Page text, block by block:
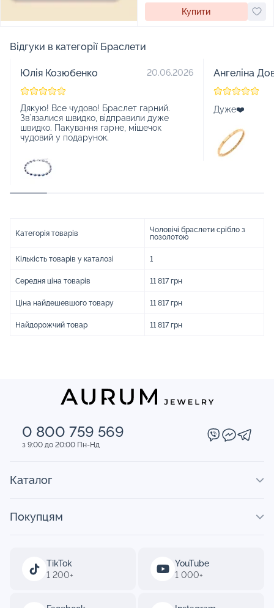
Купити
Відгуки в категорії Браслети
Юлія Козюбенко 20.06.2026
Дякую! Все чудово! Браслет гарний.
Зв`язалися швидко, відправили дуже
швидко. Пакування гарне, мішечок
чудовий у подарунок.
Ангеліна
Дуже❤️
Категорія товарів
Чоловічі браслети срібло з
позолотою
Кількість товарів у каталозі 1
Середня ціна товарів 11 817 грн
Ціна найдешевшого товару 11 817 грн
Найдорожчий товар 11 817 грн
0 800 759 569
з 9:00 до 20:00 Пн-Нд
TikTok
1 200+
YouTube
1 000+
Каталог
Покупцям